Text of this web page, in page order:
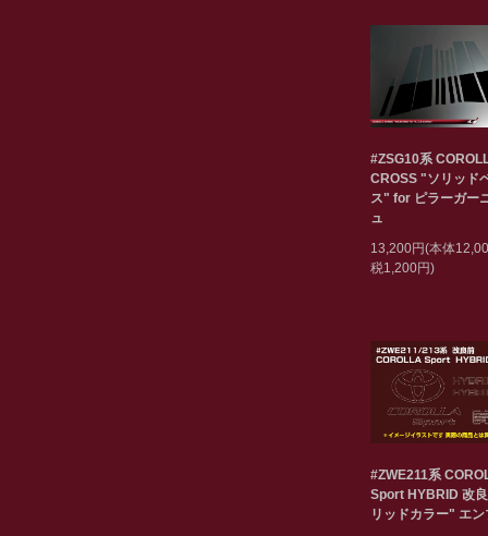
#ZSG10系
CROSS "ソリッド
ス" for ピラーガー
ュ
13,200円(本体
税1,200円)
#ZWE211系
Sport HYBRID 改
リッドカラー" エン